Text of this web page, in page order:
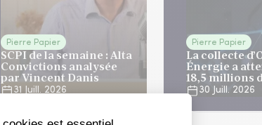
Pierre Papier
SCPI de la semaine : Alta
Convictions analysée
par Vincent Danis
31 Juill. 2026
Pierre Papier
La collecte
Énergie a
18,5 millions
le T230 Juill. 2026